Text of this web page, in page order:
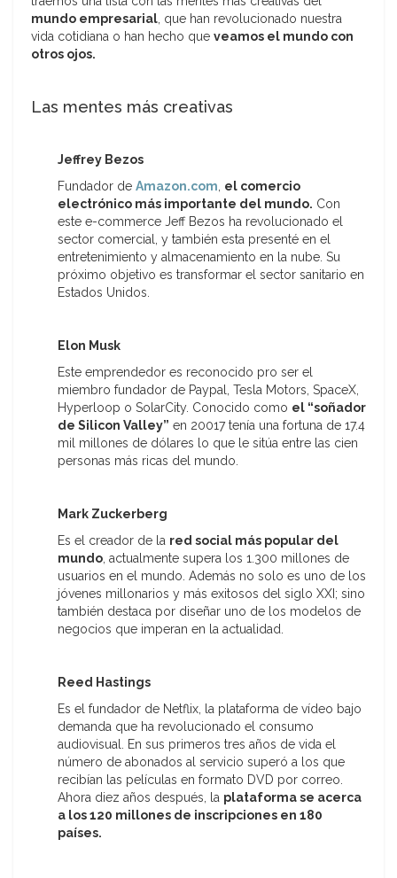
mundo empresarial, que han revolucionado nuestra
vida cotidiana o han hecho que veamos el mundo con
otros ojos.
Las mentes más creativas
Jeffrey Bezos
Fundador de Amazon.com, el comercio
electrónico más importante del mundo. Con
este e-commerce Jeff Bezos ha revolucionado el
sector comercial, y también esta presenté en el
entretenimiento y almacenamiento en la nube. Su
próximo objetivo es transformar el sector sanitario en
Estados Unidos.
Elon Musk
Este emprendedor es reconocido pro ser el
miembro fundador de Paypal, Tesla Motors, SpaceX,
Hyperloop o SolarCity. Conocido como el “soñador
de Silicon Valley” en 20017 tenía una fortuna de 17.4
mil millones de dólares lo que le sitúa entre las cien
personas más ricas del mundo.
Mark Zuckerberg
Es el creador de la red social más popular del
mundo, actualmente supera los 1.300 millones de
usuarios en el mundo. Además no solo es uno de los
jóvenes millonarios y más exitosos del siglo XXI; sino
también destaca por diseñar uno de los modelos de
negocios que imperan en la actualidad.
Reed Hastings
Es el fundador de Netflix, la plataforma de vídeo bajo
demanda que ha revolucionado el consumo
audiovisual. En sus primeros tres años de vida el
número de abonados al servicio superó a los que
recibían las películas en formato DVD por correo.
Ahora diez años después, la plataforma se acerca
a los 120 millones de inscripciones en 180
países.